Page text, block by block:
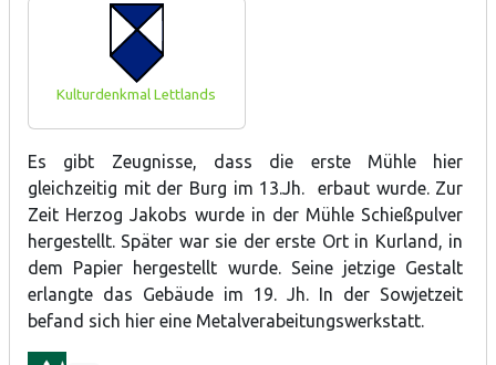
Kulturdenkmal Lettlands
Es gibt Zeugnisse, dass die erste Mühle hier
gleichzeitig mit der Burg im 13.Jh. erbaut wurde. Zur
Zeit Herzog Jakobs wurde in der Mühle Schießpulver
hergestellt. Später war sie der erste Ort in Kurland, in
dem Papier hergestellt wurde. Seine jetzige Gestalt
erlangte das Gebäude im 19. Jh. In der Sowjetzeit
befand sich hier eine Metalverabeitungswerkstatt.